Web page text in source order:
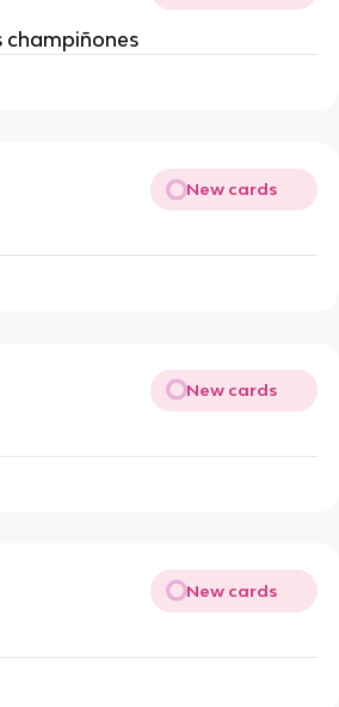
champiñones
New cards
New cards
New cards